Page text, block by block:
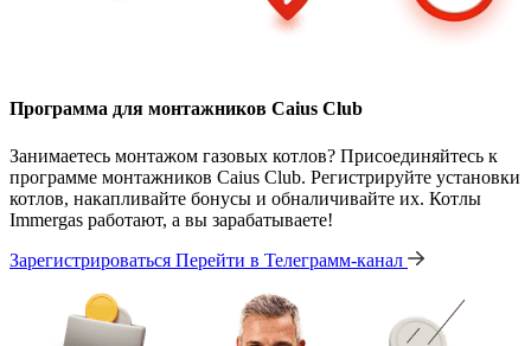
Программа для монтажников Caius Club
Занимаетесь монтажом газовых котлов? Присоединяйтесь к
программе монтажников Caius Club. Регистрируйте установки
котлов, накапливайте бонусы и обналичивайте их. Котлы
Immergas работают, а вы зарабатываете!
Зарегистрироваться Перейти в Телеграмм-канал